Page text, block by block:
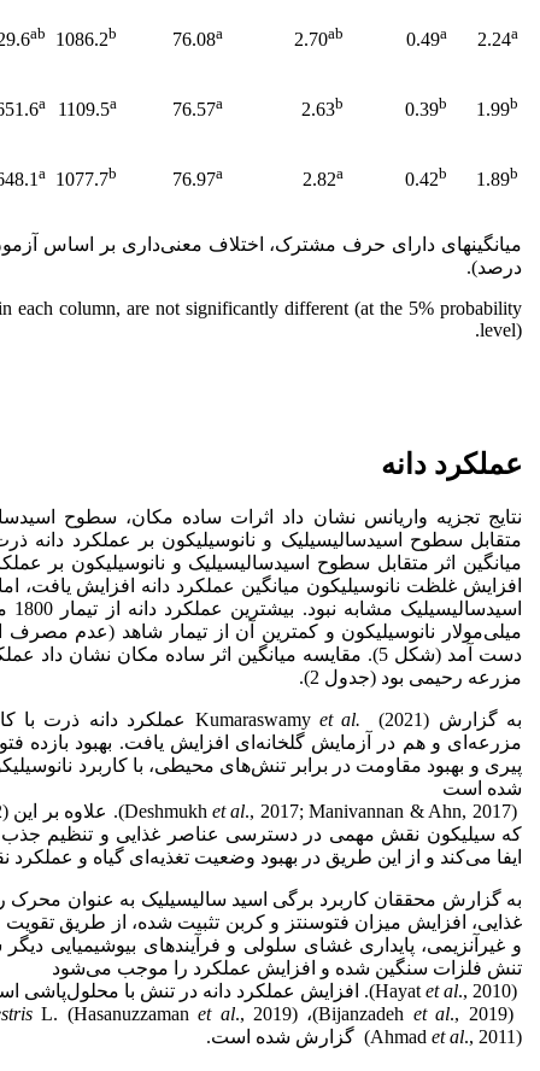
2.24a
0.49a
2.70ab
76.08a
1086.2b
ab
1.99b
0.39b
2.63b
76.57a
1109.5a
a
1.89b
0.42b
2.82a
76.97a
1077.7b
a
درصد).
each column, are not significantly different (at the 5% probability
level).
عملکرد دانه
نتایج تجزیه واریانس نشان داد اثرات ساده مکان، سطوح
افزایش غلظت نانوسیلیکون میانگین عملکرد دانه افزایش
میلی‌مولار نانوسیلیکون و کمترین آن از تیمار شاهد (عدم مصرف
دست آمد (شکل 5). مقایسه میانگین اثر ساده مکان نشان
مزرعه رحیمی بود (جدول 2).
به گزارش Kumaraswamy et al.
(2021) عملکرد دانه ذرت
مزرعه‌ای و هم در آزمایش گلخانه‌ای افزایش یافت. بهبود بازده
پیری و بهبود مقاومت در برابر تنش‌های محیطی، با کاربرد
شده است
(Deshmukh
et al., 2017; Manivannan & Ahn, 2017). علاوه بر این Guntzer
که سیلیکون نقش مهمی در دسترسی عناصر غذایی و تنظیم جذب
ایفا می‌کند و از این طریق در بهبود وضعیت تغذیه‌ای گیاه و عملکرد
به گزارش محققان کاربرد برگی اسید سالیسیلیک به عنوان
غذایی، افزایش میزان فتوسنتز و کربن تثبیت شده، از طریق تقویت
و غیرآنزیمی، پایداری غشای سلولی و فرآیندهای بیوشیمیایی
تنش فلزات سنگین شده و افزایش عملکرد را موجب می‌شود
(Hayat
et al., 2010). افزایش عملکرد دانه در تنش با محلول‌پاشی اسید­سالیسیلیک روی ذرت
(Bijanzadeh
et al., 2019)، L. (Hasanuzzamanet al., 2019) و
(Ahmad et al., 2011) گزارش شده است.